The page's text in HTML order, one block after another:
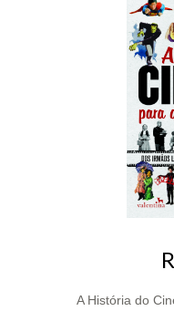
A História do